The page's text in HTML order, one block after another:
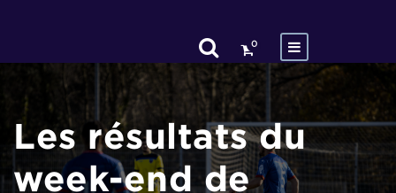
0
Les résultats du
week-end de